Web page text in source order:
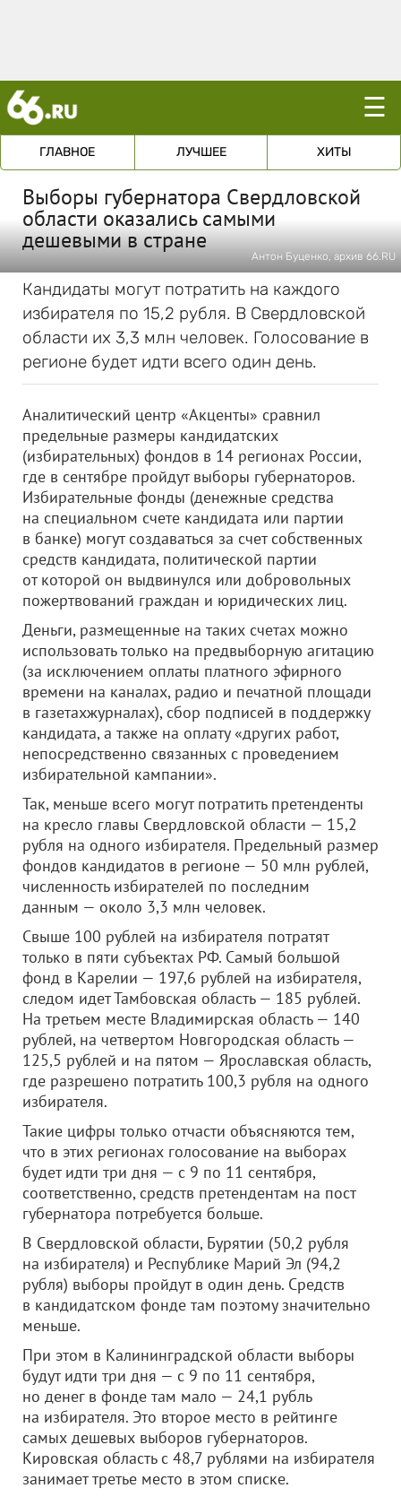
☰
ГЛАВНОЕ ЛУЧШЕЕ ХИТЫ
Выборы губернатора Свердловской
области оказались самыми
дешевыми в стране
Антон Буценко, архив 66.RU
Кандидаты могут потратить на каждого
избирателя по 15,2 рубля. В Свердловской
области их 3,3 млн человек. Голосование в
регионе будет идти всего один день.
Аналитический центр «Акценты» сравнил
предельные размеры кандидатских
(избирательных) фондов в 14 регионах России,
где в сентябре пройдут выборы губернаторов.
Избирательные фонды (денежные средства
на специальном счете кандидата или партии
в банке) могут создаваться за счет собственных
средств кандидата, политической партии
от которой он выдвинулся или добровольных
пожертвований граждан и юридических лиц.
Деньги, размещенные на таких счетах можно
использовать только на предвыборную агитацию
(за исключением оплаты платного эфирного
времени на каналах, радио и печатной площади
в газетахжурналах), сбор подписей в поддержку
кандидата, а также на оплату «других работ,
непосредственно связанных с проведением
избирательной кампании».
Так, меньше всего могут потратить претенденты
на кресло главы Свердловской области — 15,2
рубля на одного избирателя. Предельный размер
фондов кандидатов в регионе — 50 млн рублей,
численность избирателей по последним
данным — около 3,3 млн человек.
Свыше 100 рублей на избирателя потратят
только в пяти субъектах РФ. Самый большой
фонд в Карелии — 197,6 рублей на избирателя,
следом идет Тамбовская область — 185 рублей.
На третьем месте Владимирская область — 140
рублей, на четвертом Новгородская область —
125,5 рублей и на пятом — Ярославская область,
где разрешено потратить 100,3 рубля на одного
избирателя.
Такие цифры только отчасти объясняются тем,
что в этих регионах голосование на выборах
будет идти три дня — с 9 по 11 сентября,
соответственно, средств претендентам на пост
губернатора потребуется больше.
В Свердловской области, Бурятии (50,2 рубля
на избирателя) и Республике Марий Эл (94,2
рубля) выборы пройдут в один день. Средств
в кандидатском фонде там поэтому значительно
меньше.
При этом в Калининградской области выборы
будут идти три дня — с 9 по 11 сентября,
но денег в фонде там мало — 24,1 рубль
на избирателя. Это второе место в рейтинге
самых дешевых выборов губернаторов.
Кировская область с 48,7 рублями на избирателя
занимает третье место в этом списке.